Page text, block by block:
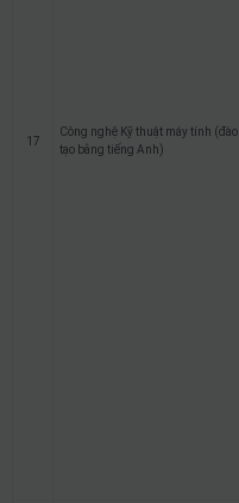
17
Công nghệ Kỹ thuật máy tính (đào
tạo bằng tiếng Anh)